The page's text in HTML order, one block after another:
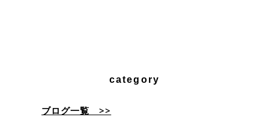
category
ブログ一覧 >>